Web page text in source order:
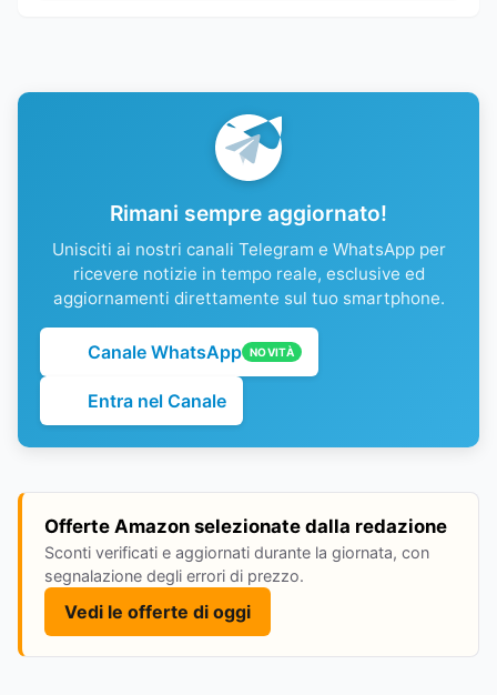
Rimani sempre aggiornato!
Unisciti ai nostri canali Telegram e WhatsApp per
ricevere notizie in tempo reale, esclusive ed
aggiornamenti direttamente sul tuo smartphone.
Canale WhatsApp NOVITÀ
Entra nel Canale
Offerte Amazon selezionate dalla redazione
Sconti verificati e aggiornati durante la giornata, con
segnalazione degli errori di prezzo.
Vedi le offerte di oggi